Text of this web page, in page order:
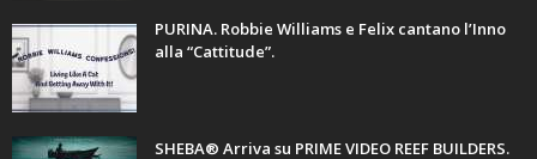
PURINA. Robbie Williams e Felix cantano l’Inno
alla “Cattitude”.
SHEBA® Arriva su PRIME VIDEO REEF BUILDERS.